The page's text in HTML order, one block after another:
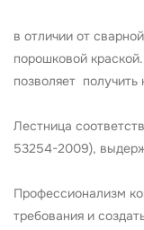
в отличии от
порошковой
позволяет получить
Лестница
53254-2009),
Профессионализм
требования и